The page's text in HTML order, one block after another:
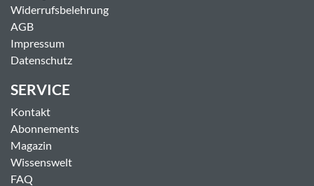
Widerrufsbelehrung
AGB
Impressum
Datenschutz
SERVICE
Kontakt
Abonnements
Magazin
Wissenswelt
FAQ